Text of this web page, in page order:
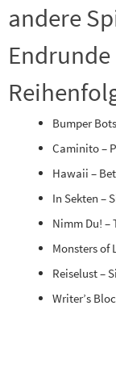
andere
Bumper
Caminito –
Hawaii –
In Sekten –
Nimm Du! –
Monsters of
Reiselust –
Writer’s